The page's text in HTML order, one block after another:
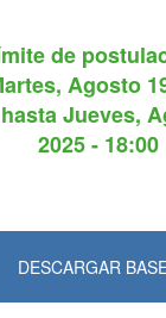
de
Agosto
hastaJueves,
2025 - 18:00
DESCARGAR